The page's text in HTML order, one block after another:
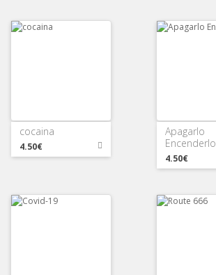
cocaina
4.50€
Apagarlo
Encenderlo
4.50€